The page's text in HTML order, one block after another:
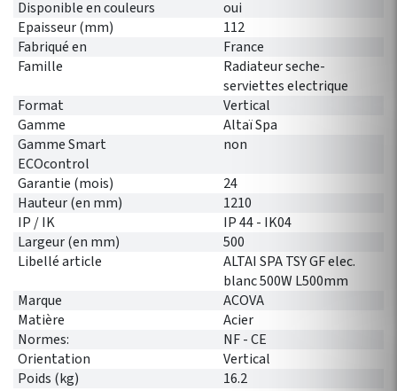
Disponible en couleurs
oui
Epaisseur (mm)
112
Fabriqué en
France
Famille
Radiateur seche-
serviettes electrique
Format
Vertical
Gamme
Altaï Spa
Gamme Smart
ECOcontrol
non
Garantie (mois)
24
Hauteur (en mm)
1210
IP / IK
IP 44 - IK04
Largeur (en mm)
500
Libellé article
ALTAI SPA TSY GF elec.
blanc 500W L500mm
Marque
ACOVA
Matière
Acier
Normes:
NF - CE
Orientation
Vertical
Poids (kg)
16.2